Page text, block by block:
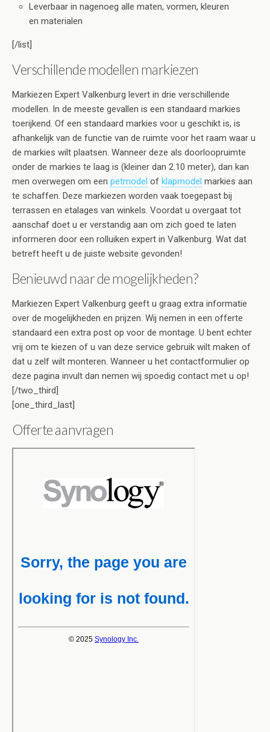
Leverbaar in nagenoeg alle maten, vormen, kleuren
en materialen
[/list]
Verschillende modellen markiezen
Markiezen Expert Valkenburg levert in drie verschillende
modellen. In de meeste gevallen is een standaard markies
toerijkend. Of een standaard markies voor u geschikt is, is
afhankelijk van de functie van de ruimte voor het raam waar u
de markies wilt plaatsen. Wanneer deze als doorloopruimte
onder de markies te laag is (kleiner dan 2.10 meter), dan kan
men overwegen om een petmodel of klapmodel markies aan
te schaffen. Deze markiezen worden vaak toegepast bij
terrassen en etalages van winkels. Voordat u overgaat tot
aanschaf doet u er verstandig aan om zich goed te laten
informeren door een rolluiken expert in Valkenburg. Wat dat
betreft heeft u de juiste website gevonden!
Benieuwd naar de mogelijkheden?
Markiezen Expert Valkenburg geeft u graag extra informatie
over de mogelijkheden en prijzen. Wij nemen in een offerte
standaard een extra post op voor de montage. U bent echter
vrij om te kiezen of u van deze service gebruik wilt maken of
dat u zelf wilt monteren. Wanneer u het contactformulier op
deze pagina invult dan nemen wij spoedig contact met u op!
[/two_third]
[one_third_last]
Offerte aanvragen